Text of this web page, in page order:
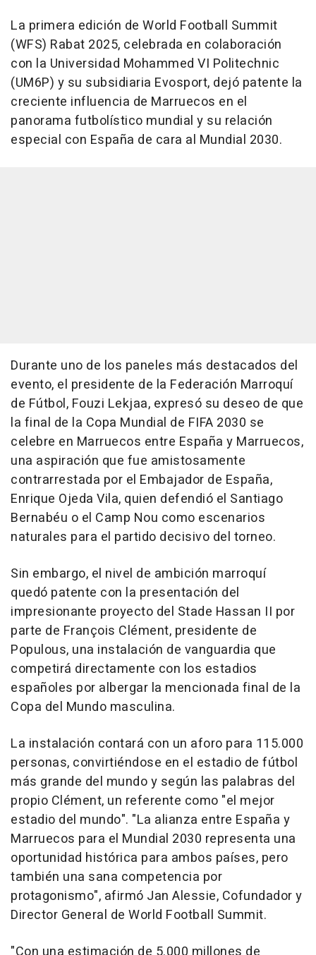
La primera edición de World Football Summit
(WFS) Rabat 2025, celebrada en colaboración
con la Universidad Mohammed VI Politechnic
(UM6P) y su subsidiaria Evosport, dejó patente la
creciente influencia de Marruecos en el
panorama futbolístico mundial y su relación
especial con España de cara al Mundial 2030.
Durante uno de los paneles más destacados del
evento, el presidente de la Federación Marroquí
de Fútbol, Fouzi Lekjaa, expresó su deseo de que
la final de la Copa Mundial de FIFA 2030 se
celebre en Marruecos entre España y Marruecos,
una aspiración que fue amistosamente
contrarrestada por el Embajador de España,
Enrique Ojeda Vila, quien defendió el Santiago
Bernabéu o el Camp Nou como escenarios
naturales para el partido decisivo del torneo.
Sin embargo, el nivel de ambición marroquí
quedó patente con la presentación del
impresionante proyecto del Stade Hassan II por
parte de François Clément, presidente de
Populous, una instalación de vanguardia que
competirá directamente con los estadios
españoles por albergar la mencionada final de la
Copa del Mundo masculina.
La instalación contará con un aforo para 115.000
personas, convirtiéndose en el estadio de fútbol
más grande del mundo y según las palabras del
propio Clément, un referente como "el mejor
estadio del mundo". "La alianza entre España y
Marruecos para el Mundial 2030 representa una
oportunidad histórica para ambos países, pero
también una sana competencia por
protagonismo", afirmó Jan Alessie, Cofundador y
Director General de World Football Summit.